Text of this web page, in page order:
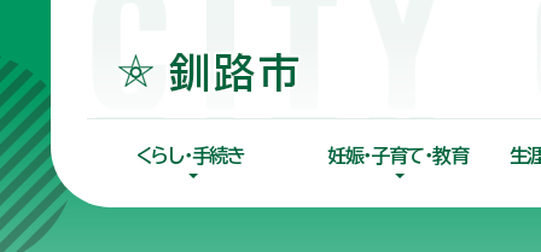
くらし・手続き 妊娠・子育て・教育 生